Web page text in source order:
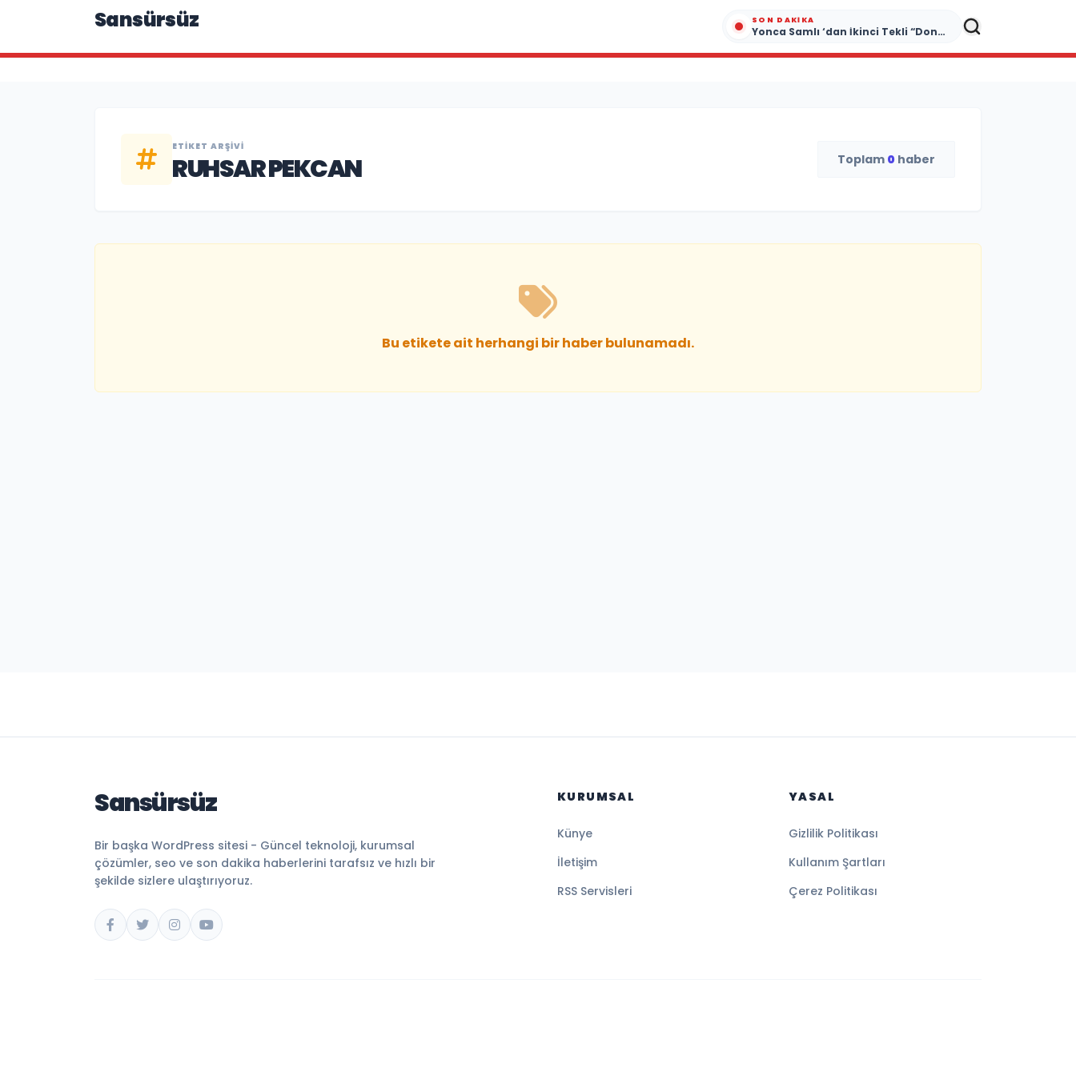
Sansürsüz SON DAKIKA
Yonca Samlı ‘dan İkinci Tekli “Donacaksın Sevgilim “ yayımlandı
ETIKET ARŞIVI
RUHSAR PEKCAN Toplam 0 haber
Bu etikete ait herhangi bir haber bulunamadı.
Sansürsüz
Bir başka WordPress sitesi - Güncel teknoloji, kurumsal
çözümler, seo ve son dakika haberlerini tarafsız ve hızlı bir
şekilde sizlere ulaştırıyoruz.
KURUMSAL
Künye
İletişim
RSS Servisleri
YASAL
Gizlilik Politikası
Kullanım Şartları
Çerez Politikası